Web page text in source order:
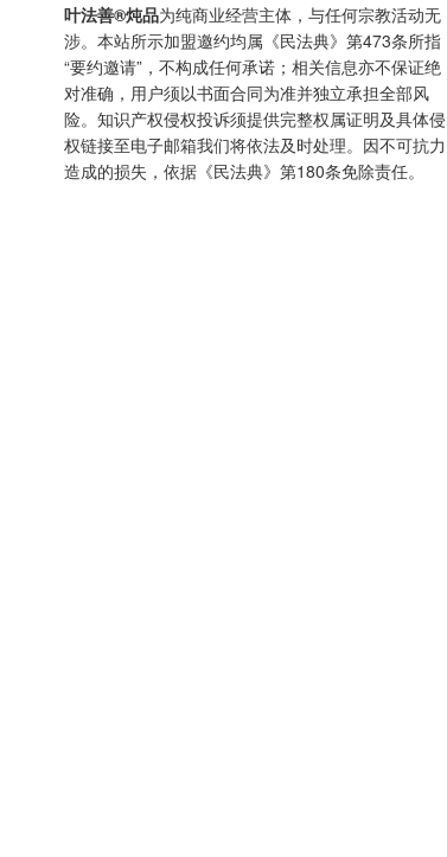
叶法善®炖品为纯商业经营主体，与任何宗教活动无
涉。本站所示加盟邀约均属《民法典》第473条所指
“要约邀请”，不构成任何承诺；相关信息亦不保证绝
对准确，用户须以书面合同为准并独立承担全部风
险。知识产权侵权投诉须提供完整权属证明及具体侵
权链接至电子邮箱我们将依法及时处理。因不可抗力
造成的损失，依据《民法典》第180条免除责任。